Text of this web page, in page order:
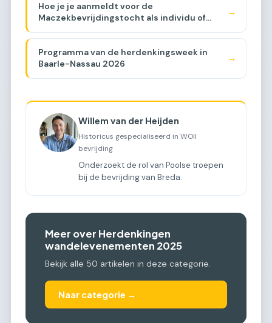
Hoe je je aanmeldt voor de
Maczekbevrijdingstocht als individu of
→
Programma van de herdenkingsweek in
Baarle-Nassau 2026
→
Willem van der Heijden
Historicus gespecialiseerd in WOII
bevrijding
Onderzoekt de rol van Poolse troepen
bij de bevrijding van Breda.
Meer over Herdenkingen
wandelevenementen 2025
Bekijk alle 50 artikelen in deze categorie.
Naar categorie →